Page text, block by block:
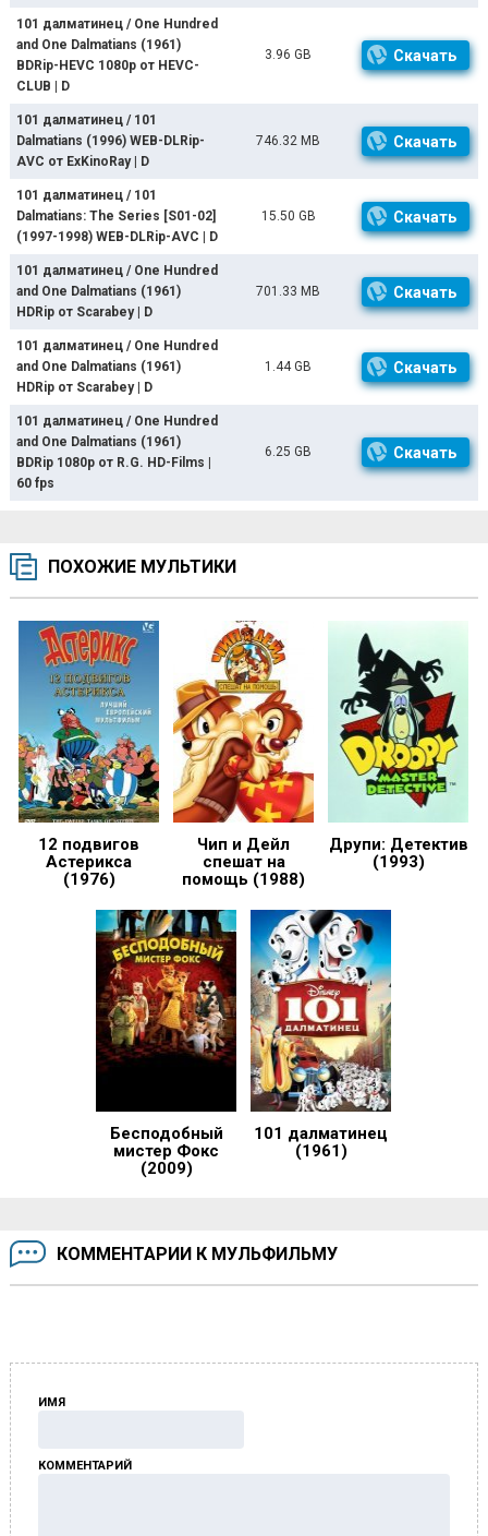
101 далматинец / One Hundred
and One Dalmatians (1961)
BDRip-HEVC 1080p от HEVC-
CLUB | D
3.96 GB Скачать
101 далматинец / 101
Dalmatians (1996) WEB-DLRip-
AVC от ExKinoRay | D
746.32 MB Скачать
101 далматинец / 101
Dalmatians: The Series [S01-02]
(1997-1998) WEB-DLRip-AVC | D
15.50 GB Скачать
101 далматинец / One Hundred
and One Dalmatians (1961)
HDRip от Scarabey | D
701.33 MB Скачать
101 далматинец / One Hundred
and One Dalmatians (1961)
HDRip от Scarabey | D
1.44 GB Скачать
101 далматинец / One Hundred
and One Dalmatians (1961)
BDRip 1080p от R.G. HD-Films |
60 fps
6.25 GB Скачать
ПОХОЖИЕ МУЛЬТИКИ
12 подвигов
Астерикса
(1976)
Чип и Дейл
спешат на
помощь (1988)
Друпи: Детектив
(1993)
Бесподобный
мистер Фокс
(2009)
101 далматинец
(1961)
КОММЕНТАРИИ К МУЛЬФИЛЬМУ
ИМЯ
КОММЕНТАРИЙ